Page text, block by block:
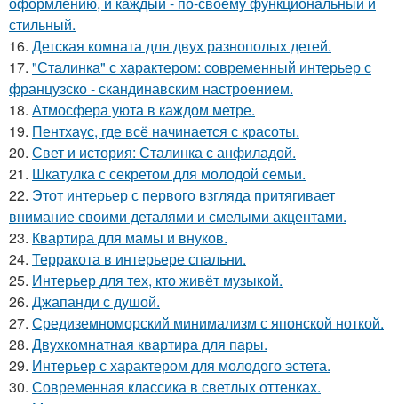
стильный.
16. Детская комната для двух разнополых детей.
17. "Сталинка" с характером: современный интерьер с
французско - скандинавским настроением.
18. Атмосфера уюта в каждом метре.
19. Пентхаус, где всё начинается с красоты.
20. Свет и история: Сталинка с анфиладой.
21. Шкатулка с секретом для молодой семьи.
22. Этот интерьер с первого взгляда притягивает
внимание своими деталями и смелыми акцентами.
23. Квартира для мамы и внуков.
24. Терракота в интерьере спальни.
25. Интерьер для тех, кто живёт музыкой.
26. Джапанди с душой.
27. Средиземноморский минимализм с японской ноткой.
28. Двухкомнатная квартира для пары.
29. Интерьер с характером для молодого эстета.
30. Современная классика в светлых оттенках.